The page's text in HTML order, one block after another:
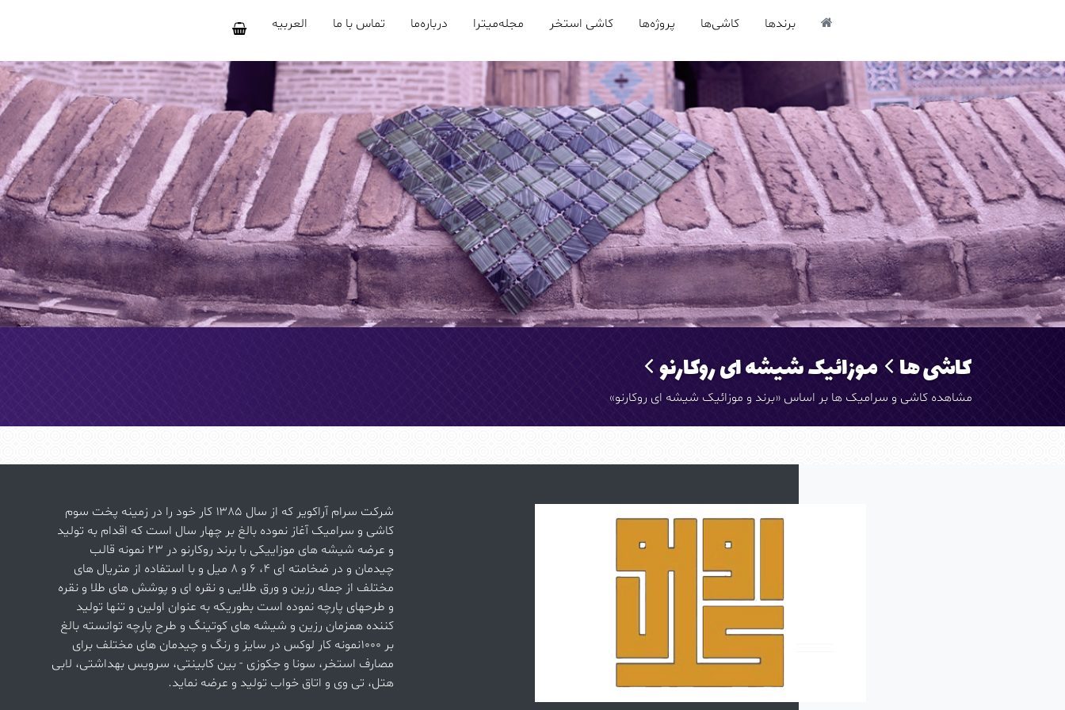
برندها کاشی‌ها پروژه‌ها کاشی استخر مجله‌میترا درباره‌ما تماس با ما العربیه
کاشی ها موزائیک شیشه ای روکارنو
مشاهده کاشی و سرامیک ها بر اساس «برند و موزائیک شیشه ای روکارنو»
شرکت سرام آراکویر که از سال ۱۳۸۵ کار خود را در زمینه پخت سوم
کاشی و ‌سرامیک آغاز نموده بالغ بر چهار سال است که اقدام به تولید
و عرضه شیشه های موزاییکی با برند روکارنو در ۲۳ نمونه قالب
چیدمان و در ضخامته ای 4، 6 و 8 میل و با استفاده از متریال های
مختلف از جمله رزین و ورق طلایی و نقره ای و پوشش های طلا و نقره
و طرحهای پارچه نموده است بطوریکه به عنوان اولین و تنها تولید
کننده همزمان رزین و شیشه های کوتینگ و طرح پارچه توانسته بالغ
بر ۱۰۰۰نمونه کار لوکس در سایز و رنگ و چیدمان های مختلف برای
مصارف استخر، سونا و جکوزی - بین کابینتی، سرویس بهداشتی، لابی
هتل، تی وی و اتاق خواب تولید و عرضه نماید.